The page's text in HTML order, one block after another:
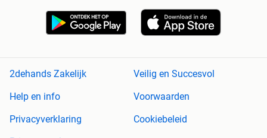
2dehands Zakelijk
Veilig en Succesvol
Help en info
Voorwaarden
Privacyverklaring
Cookiebeleid